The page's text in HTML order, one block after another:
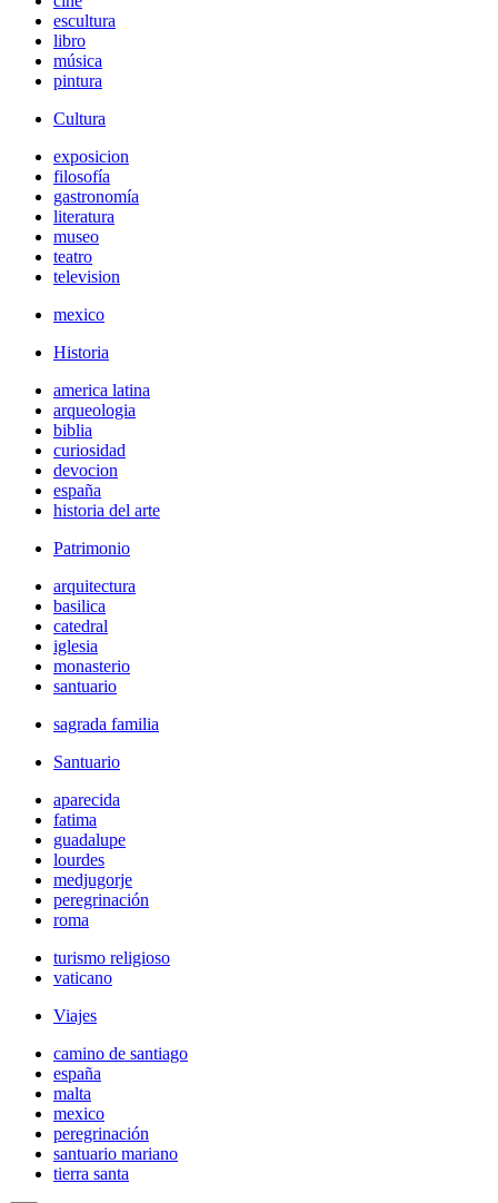
escultura
libro
música
pintura
Cultura
exposicion
filosofía
gastronomía
literatura
museo
teatro
television
mexico
Historia
america latina
arqueologia
biblia
curiosidad
devocion
españa
historia del arte
Patrimonio
arquitectura
basilica
catedral
iglesia
monasterio
santuario
sagrada familia
Santuario
aparecida
fatima
guadalupe
lourdes
medjugorje
peregrinación
roma
turismo religioso
vaticano
Viajes
camino de santiago
españa
malta
mexico
peregrinación
santuario mariano
tierra santa